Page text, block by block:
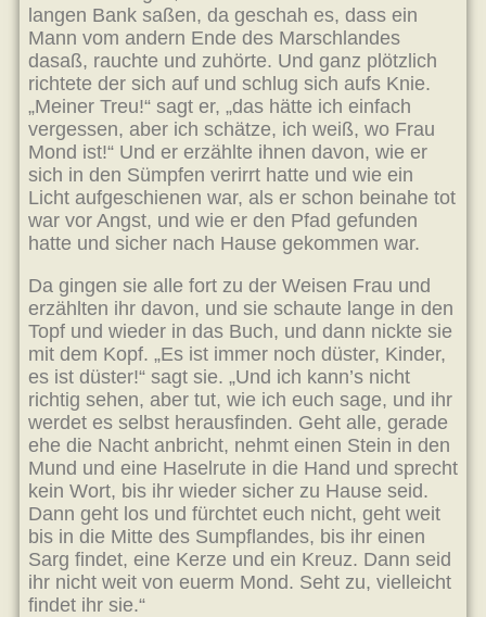
langen Bank saßen, da geschah es, dass ein
Mann vom andern Ende des Marschlandes
dasaß, rauchte und zuhörte. Und ganz plötzlich
richtete der sich auf und schlug sich aufs Knie.
„Meiner Treu!“ sagt er, „das hätte ich einfach
vergessen, aber ich schätze, ich weiß, wo Frau
Mond ist!“ Und er erzählte ihnen davon, wie er
sich in den Sümpfen verirrt hatte und wie ein
Licht aufgeschienen war, als er schon beinahe tot
war vor Angst, und wie er den Pfad gefunden
hatte und sicher nach Hause gekommen war.
Da gingen sie alle fort zu der Weisen Frau und
erzählten ihr davon, und sie schaute lange in den
Topf und wieder in das Buch, und dann nickte sie
mit dem Kopf. „Es ist immer noch düster, Kinder,
es ist düster!“ sagt sie. „Und ich kann’s nicht
richtig sehen, aber tut, wie ich euch sage, und ihr
werdet es selbst herausfinden. Geht alle, gerade
ehe die Nacht anbricht, nehmt einen Stein in den
Mund und eine Haselrute in die Hand und sprecht
kein Wort, bis ihr wieder sicher zu Hause seid.
Dann geht los und fürchtet euch nicht, geht weit
bis in die Mitte des Sumpflandes, bis ihr einen
Sarg findet, eine Kerze und ein Kreuz. Dann seid
ihr nicht weit von euerm Mond. Seht zu, vielleicht
findet ihr sie.“